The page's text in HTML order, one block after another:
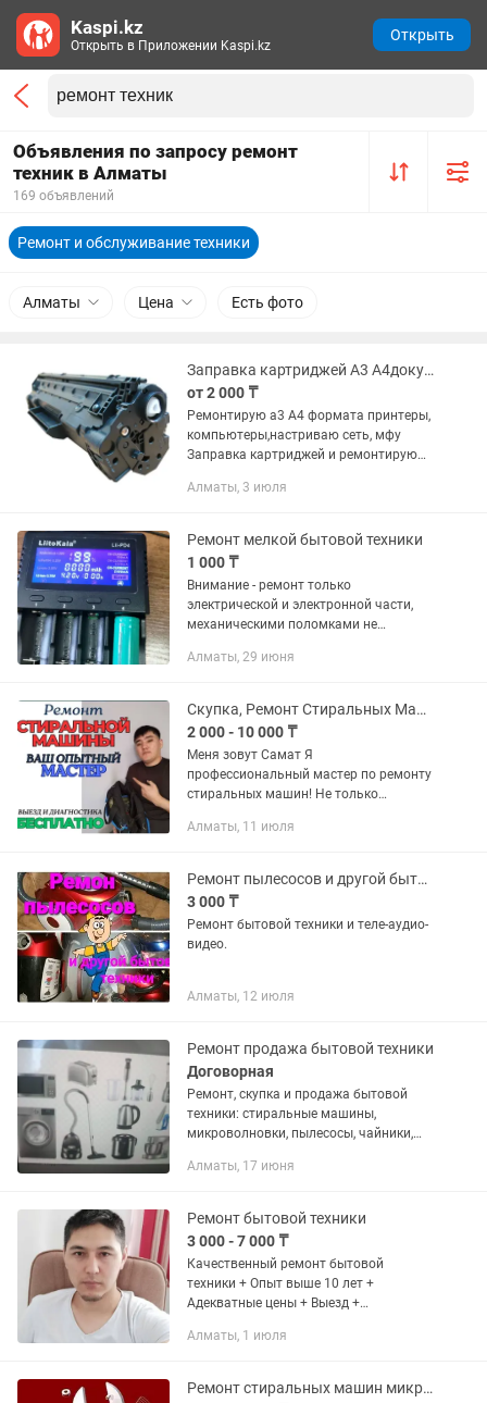
Объявления по запросу ремонт
техник в Алматы
169 объявлений
Ремонт и обслуживание техники
Алматы Цена Есть фото
Заправка картриджей А3 А4документа ремонт принтеров плоттеры,орг техники
от 2 000 ₸
Ремонтирую а3 А4 формата принтеры,
компьютеры,настриваю сеть, мфу
Заправка картриджей и ремонтирую
Запровляю konica minolta самсунг, hp,
Алматы, 3 июля
Ремонт мелкой бытовой техники
1 000 ₸
Внимание - ремонт только
электрической и электронной части,
механическими поломками не
и электроники: утюги, парогенераторы,
Алматы, 29 июня
Скупка, Ремонт Стиральных Машин и другие техники
2 000 - 10 000 ₸
Меня зовут Самат Я
профессиональный мастер по ремонту
стиральных машин! Не только
машин, делаю строго дома у вас!
работу и на запчасти!...
Алматы, 11 июля
Ремонт пылесосов и другой бытовой техники
3 000 ₸
Ремонт бытовой техники и теле-аудио-
видео.
Алматы, 12 июля
Ремонт продажа бытовой техники
Договорная
Ремонт, скупка и продажа бытовой
техники: стиральные машины,
микроволновки, пылесосы, чайники,
вентиляторы и многое другое ( всё,
Алматы, 17 июня
Ремонт бытовой техники
3 000 - 7 000 ₸
Качественный ремонт бытовой
техники + Опыт выше 10 лет +
Адекватные цены + Выезд +
Вам уже делали диагностику и
ракеты,...
Алматы, 1 июля
Ремонт стиральных машин микроволновок и мелкой бытовой техники
Kaspi.kz
Открыть в Приложении Kaspi.kz
Открыть